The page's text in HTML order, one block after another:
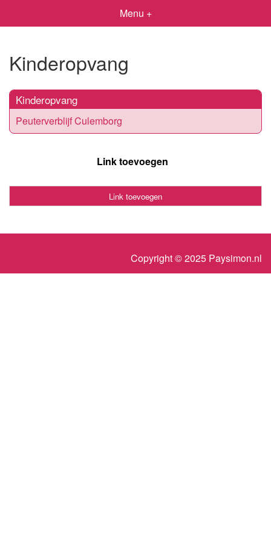
Menu +
Kinderopvang
Kinderopvang
Peuterverblijf Culemborg
Link toevoegen
Link toevoegen
Copyright © 2025 Paysimon.nl